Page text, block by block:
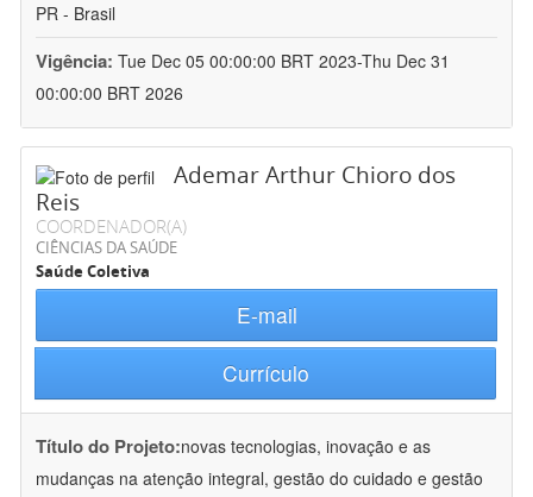
PR - Brasil
Vigência: Tue Dec 05 00:00:00 BRT 2023-Thu Dec 31
00:00:00 BRT 2026
Ademar Arthur Chioro dos
Reis
COORDENADOR(A)
CIÊNCIAS DA SAÚDE
Saúde Coletiva
E-mail
Currículo
Título do Projeto:novas tecnologias, inovação e as
mudanças na atenção integral, gestão do cuidado e gestão